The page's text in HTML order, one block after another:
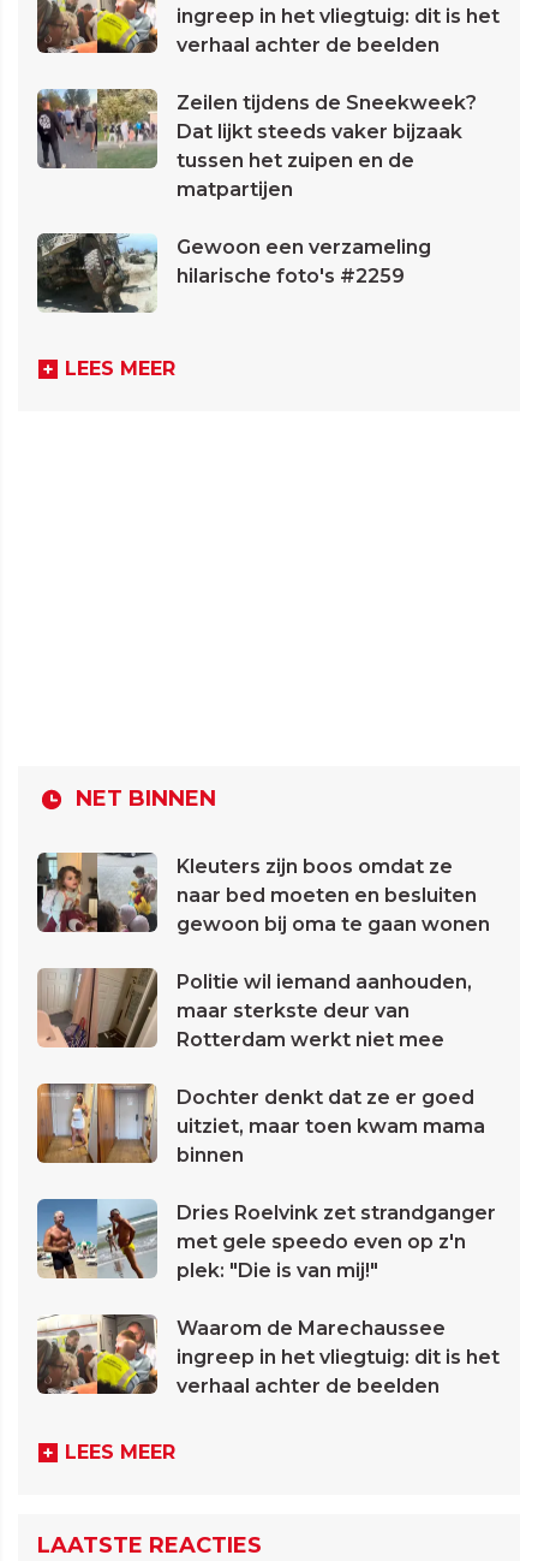
ingreep in het vliegtuig: dit is het
verhaal achter de beelden
Zeilen tijdens de Sneekweek?
Dat lijkt steeds vaker bijzaak
tussen het zuipen en de
matpartijen
Gewoon een verzameling
hilarische foto's #2259
LEES MEER
NET BINNEN
Kleuters zijn boos omdat ze
naar bed moeten en besluiten
gewoon bij oma te gaan wonen
Politie wil iemand aanhouden,
maar sterkste deur van
Rotterdam werkt niet mee
Dochter denkt dat ze er goed
uitziet, maar toen kwam mama
binnen
Dries Roelvink zet strandganger
met gele speedo even op z'n
plek: "Die is van mij!"
Waarom de Marechaussee
ingreep in het vliegtuig: dit is het
verhaal achter de beelden
LEES MEER
LAATSTE REACTIES